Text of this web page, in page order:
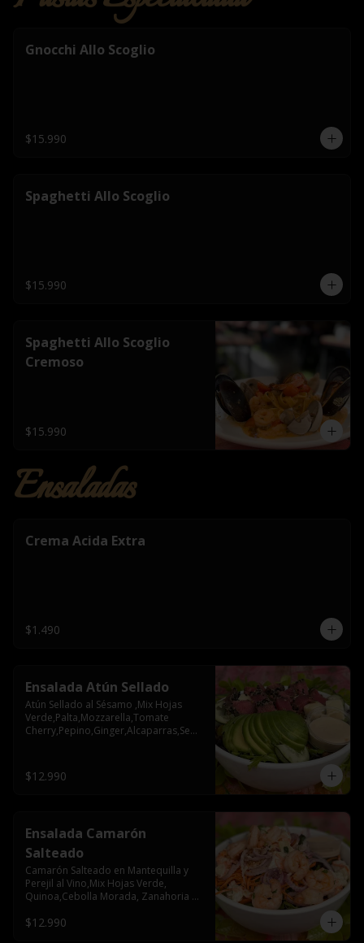
Gnocchi Allo Scoglio
$15.990
Spaghetti Allo Scoglio
$15.990
Spaghetti Allo Scoglio
Cremoso
$15.990
Ensaladas
Crema Acida Extra
$1.490
Ensalada Atún Sellado
Atún Sellado al Sésamo ,Mix Hojas
Verde,Palta,Mozzarella,Tomate
Cherry,Pepino,Ginger,Alcaparras,Semil
$12.990
Ensalada Camarón
Salteado
Camarón Salteado en Mantequilla y
Perejil al Vino,Mix Hojas Verde,
Quinoa,Cebolla Morada, Zanahoria
$12.990